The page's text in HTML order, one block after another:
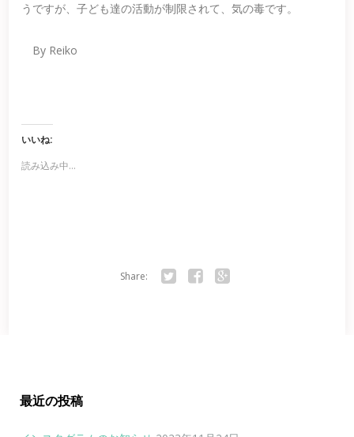
うですが、子ども達の活動が制限されて、気の毒です。
By Reiko
いいね:
読み込み中...
Share:
最近の投稿